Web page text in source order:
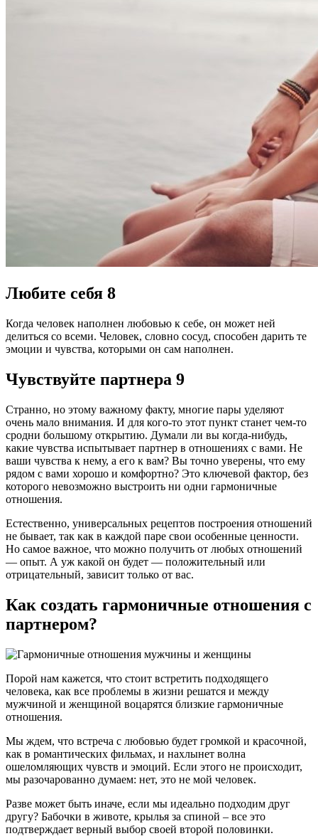
Любите себя 8
Когда человек наполнен любовью к себе, он может ней
делиться со всеми. Человек, словно сосуд, способен дарить те
эмоции и чувства, которыми он сам наполнен.
Чувствуйте партнера 9
Странно, но этому важному факту, многие пары уделяют
очень мало внимания. И для кого-то этот пункт станет чем-то
сродни большому открытию. Думали ли вы когда-нибудь,
какие чувства испытывает партнер в отношениях с вами. Не
ваши чувства к нему, а его к вам? Вы точно уверены, что ему
рядом с вами хорошо и комфортно? Это ключевой фактор, без
которого невозможно выстроить ни одни гармоничные
отношения.
Естественно, универсальных рецептов построения отношений
не бывает, так как в каждой паре свои особенные ценности.
Но самое важное, что можно получить от любых отношений
— опыт. А уж какой он будет — положительный или
отрицательный, зависит только от вас.
Как создать гармоничные отношения с
партнером?
Порой нам кажется, что стоит встретить подходящего
человека, как все проблемы в жизни решатся и между
мужчиной и женщиной воцарятся близкие гармоничные
отношения.
Мы ждем, что встреча с любовью будет громкой и красочной,
как в романтических фильмах, и нахлынет волна
ошеломляющих чувств и эмоций. Если этого не происходит,
мы разочарованно думаем: нет, это не мой человек.
Разве может быть иначе, если мы идеально подходим друг
другу? Бабочки в животе, крылья за спиной – все это
подтверждает верный выбор своей второй половинки.